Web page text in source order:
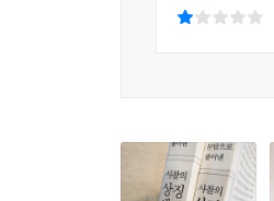
글로만 읽으면 자
있을 것이다.